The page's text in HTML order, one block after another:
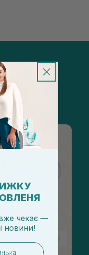
вже чекає —
новини!